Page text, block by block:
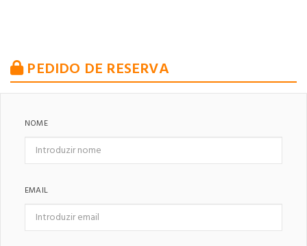
PEDIDO DE RESERVA
NOME
EMAIL